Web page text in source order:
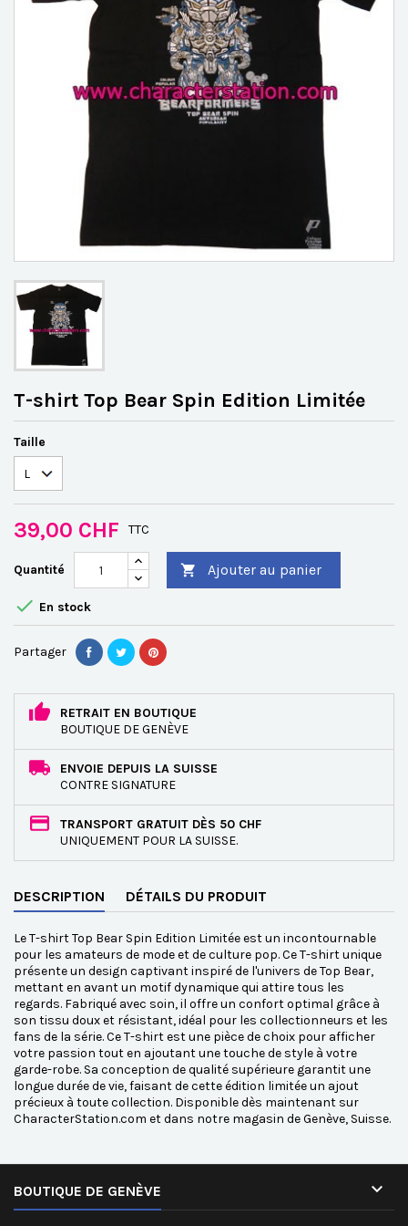
T-shirt Top Bear Spin Edition Limitée
Taille
39,00 CHF TTC
Quantité  Ajouter au panier
 En stock
Partager
RETRAIT EN BOUTIQUE
BOUTIQUE DE GENÈVE
ENVOIE DEPUIS LA SUISSE
CONTRE SIGNATURE
TRANSPORT GRATUIT DÈS 50 CHF
UNIQUEMENT POUR LA SUISSE.
DESCRIPTION DÉTAILS DU PRODUIT
Le T-shirt Top Bear Spin Edition Limitée est un incontournable
pour les amateurs de mode et de culture pop. Ce T-shirt unique
présente un design captivant inspiré de l'univers de Top Bear,
mettant en avant un motif dynamique qui attire tous les
regards. Fabriqué avec soin, il offre un confort optimal grâce à
son tissu doux et résistant, idéal pour les collectionneurs et les
fans de la série. Ce T-shirt est une pièce de choix pour afficher
votre passion tout en ajoutant une touche de style à votre
garde-robe. Sa conception de qualité supérieure garantit une
longue durée de vie, faisant de cette édition limitée un ajout
précieux à toute collection. Disponible dès maintenant sur
CharacterStation.com et dans notre magasin de Genève, Suisse.
BOUTIQUE DE GENÈVE 